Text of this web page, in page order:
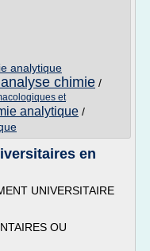
analytique
chimie /
et
analytique /
en
UNIVERSITAIRE
OU